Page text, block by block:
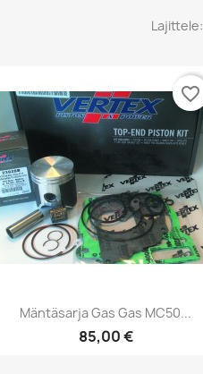
Lajittele:
Pikakatselu
Mäntäsarja Gas Gas MC50...
85,00 €
favorite_border